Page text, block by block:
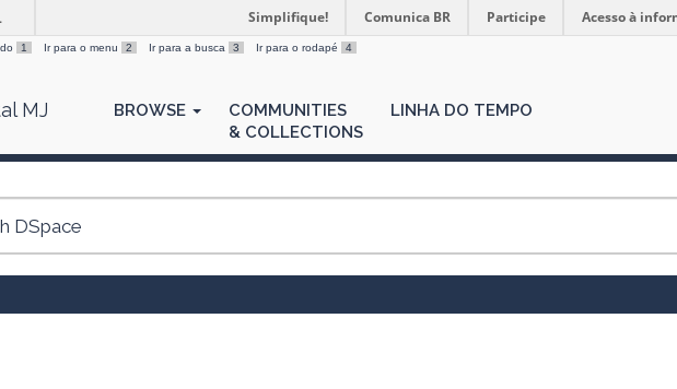
Simplifique! Comunica BR Participe Acesso à
1 Ir para o menu 2 Ir para a busca 3 Ir para o rodapé 4
MJ BROWSE
COMMUNITIES
& COLLECTIONS
LINHA DO TEMPO